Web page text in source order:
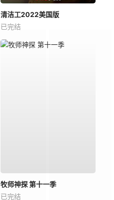
清洁工2022美国版
已完结
牧师神探 第十一季
已完结